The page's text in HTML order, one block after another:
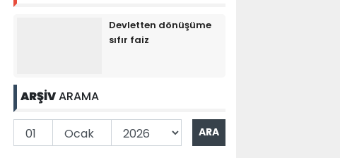
Devletten dönüşüme
sıfır faiz
ARŞİVARAMA